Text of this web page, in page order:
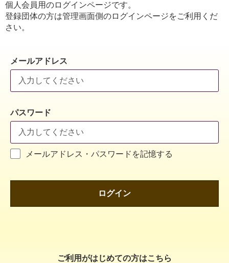
個人会員用のログインページです。
登録団体の方は管理画面側のログインページをご利用くだ
さい。
メールアドレス
パスワード
メールアドレス・パスワードを記憶する
ログイン
ご利用がはじめての方はこちら